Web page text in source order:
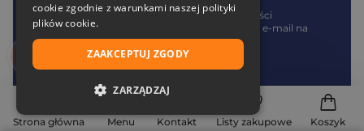
Strona główna Menu Kontakt Listy zakupowe Koszyk
*Zgadzam się na otrzymywanie wiadomości
marketingowych (newsletter) na podany e-mail na
zasadach określonych wregulaminie.
cookie zgodnie z warunkami naszej polityki
plików cookie.
ZAAKCEPTUJ ZGODY
ZARZĄDZAJ
NIEZBĘDNE